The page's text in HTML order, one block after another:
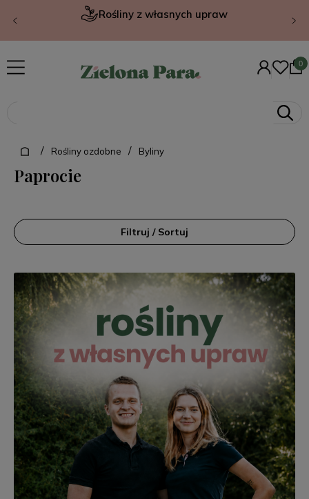
Rośliny z własnych upraw
/ Rośliny ozdobne / Byliny
Paprocie
Filtruj / Sortuj